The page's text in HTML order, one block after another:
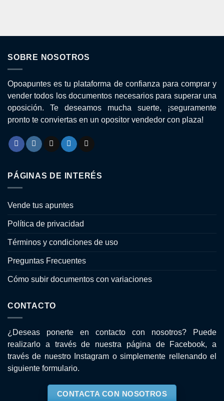
SOBRE NOSOTROS
Opoapuntes es tu plataforma de confianza para comprar y
vender todos los documentos necesarios para superar una
oposición. Te deseamos mucha suerte, ¡seguramente
pronto te conviertas en un opositor vendedor con plaza!
PÁGINAS DE INTERÉS
Vende tus apuntes
Política de privacidad
Términos y condiciones de uso
Preguntas Frecuentes
Cómo subir documentos con variaciones
CONTACTO
¿Deseas ponerte en contacto con nosotros? Puede
realizarlo a través de nuestra página de
Facebook, a
través de nuestro
Instagram o simplemente rellenando el
siguiente formulario.
CONTACTA CON NOSOTROS